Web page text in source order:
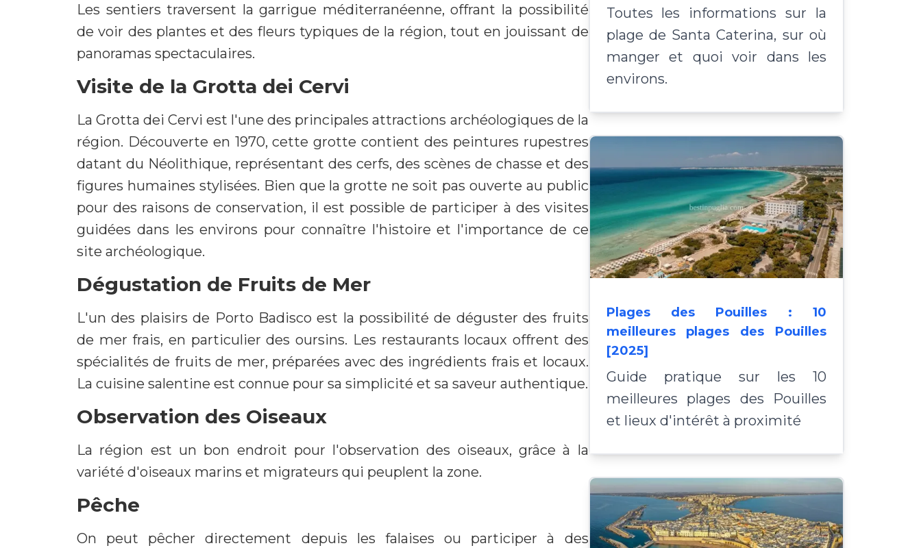
Les sentiers traversent la garrigue méditerranéenne, offrant la possibilité
de voir des plantes et des fleurs typiques de la région, tout en jouissant de
panoramas spectaculaires.
Visite de la Grotta dei Cervi
La Grotta dei Cervi est l'une des principales attractions archéologiques de la
région. Découverte en 1970, cette grotte contient des peintures rupestres
datant du Néolithique, représentant des cerfs, des scènes de chasse et des
figures humaines stylisées. Bien que la grotte ne soit pas ouverte au public
pour des raisons de conservation, il est possible de participer à des visites
guidées dans les environs pour connaître l'histoire et l'importance de ce
site archéologique.
Dégustation de Fruits de Mer
L'un des plaisirs de Porto Badisco est la possibilité de déguster des fruits
de mer frais, en particulier des oursins. Les restaurants locaux offrent des
spécialités de fruits de mer, préparées avec des ingrédients frais et locaux.
La cuisine salentine est connue pour sa simplicité et sa saveur authentique.
Observation des Oiseaux
La région est un bon endroit pour l'observation des oiseaux, grâce à la
variété d'oiseaux marins et migrateurs qui peuplent la zone.
Pêche
On peut pêcher directement depuis les falaises ou participer à des
Toutes les informations sur la
plage de Santa Caterina, sur où
manger et quoi voir dans les
environs.
Plages des Pouilles : 10
meilleures plages des Pouilles
[2025]
Guide pratique sur les 10
meilleures plages des Pouilles
et lieux d'intérêt à proximité